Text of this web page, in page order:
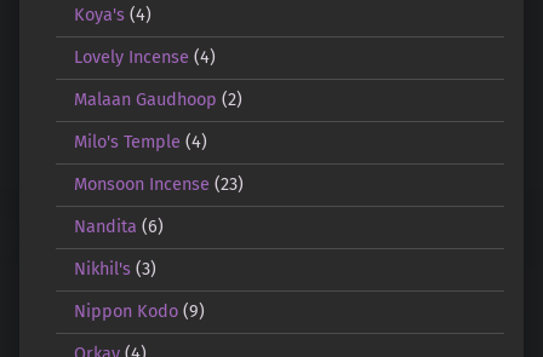
Koya's(4)
Lovely Incense (4)
Malaan Gaudhoop (2)
Milo's Temple (4)
Monsoon Incense (23)
Nandita (6)
Nikhil's(3)
Nippon Kodo(9)